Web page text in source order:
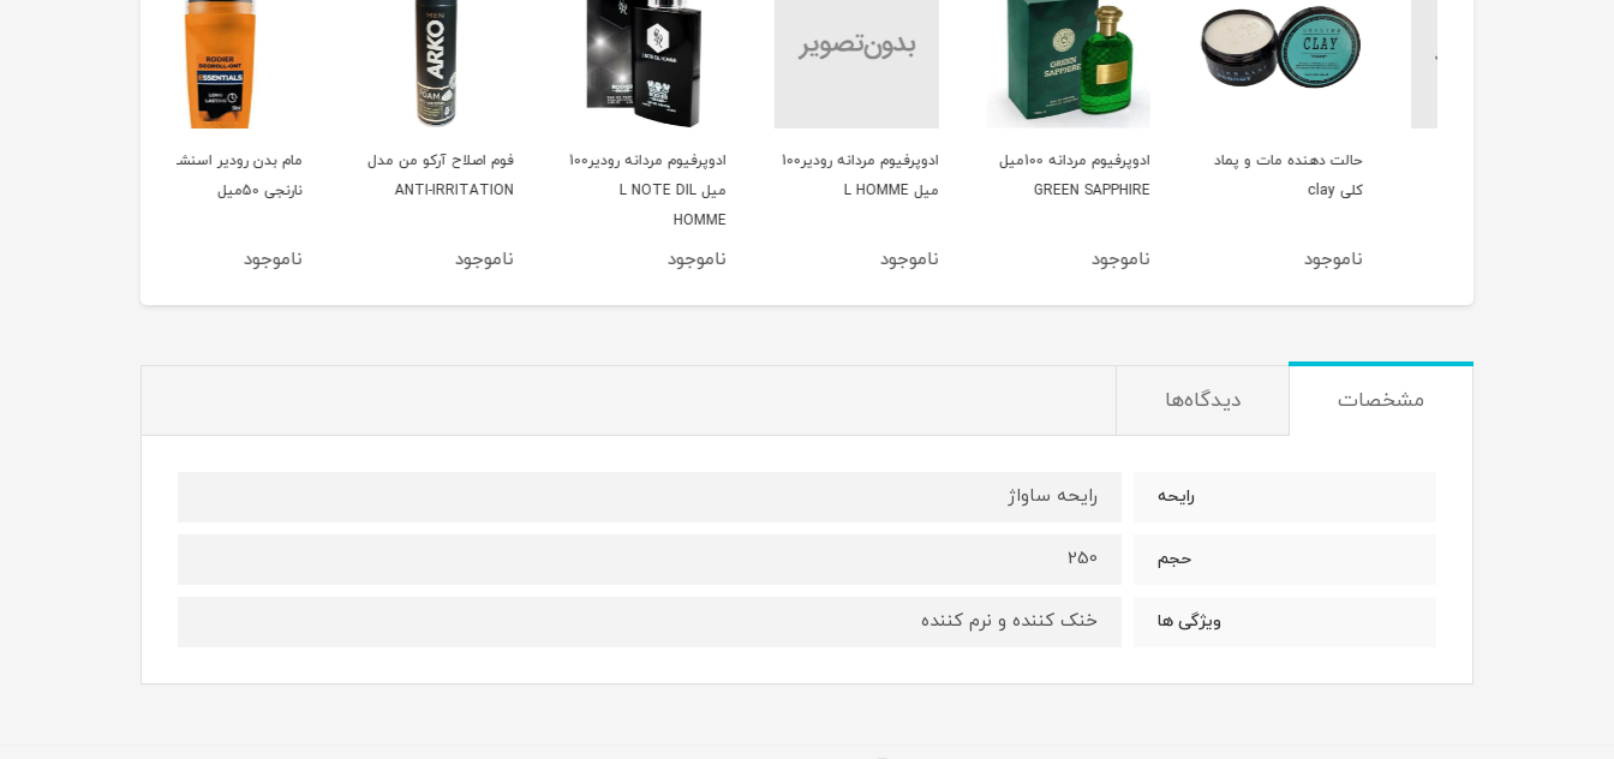
حالت دهنده مات و پماد
ادوپرفیوم مردانه 100میل
GREEN SAPPHIRE
ادوپرفیوم مردانه رودیر100
ناموجود
ادوپرفیوم مردانه رودیر100
میل L NOTE DIL
فوم اصلاح آرکو من مدل
ANTI-IRRITATION
مام بدن رودیر اسنشیال
ناموجود
مشخصات دیدگاه‌ها
رایحه رایحه ساواژ
حجم 250
ویژگی ها خنک کننده و نرم کننده